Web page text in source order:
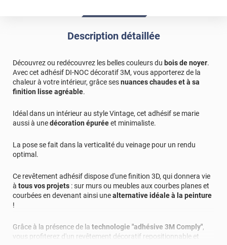
Description détaillée
Découvrez ou redécouvrez les belles couleurs du bois de noyer.
Avec cet adhésif DI-NOC décoratif 3M, vous apporterez de la
chaleur à votre intérieur, grâce sesnuances chaudes et à sa
finition lisse agréable.
Idéal dans un intérieur au style Vintage, cet adhésif se marie
aussi à unedécoration épuréeet minimaliste.
La pose se fait dans la verticalité du veinage pour un rendu
optimal.
Ce revêtement adhésif dispose d'une finition 3D, qui donnera vie
à tous vos projets : sur murs ou meubles aux courbes planes et
courbées en devenant ainsi unealternative idéale à la peinture
!
Grâce à la présence de la technologie "adhésive 3M Comply",
vous profiterez d'un revêtement décoratif repositionnable et